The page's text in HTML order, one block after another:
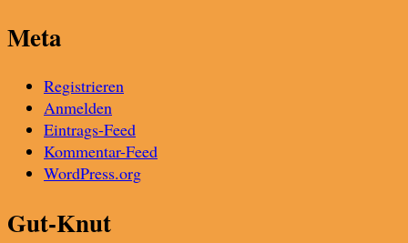
Meta
Registrieren
Anmelden
Eintrags-Feed
Kommentar-Feed
WordPress.org
Gut-Knut